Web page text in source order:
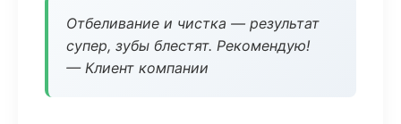
Отбеливание и чистка — результат
супер, зубы блестят. Рекомендую!
— Клиент компании